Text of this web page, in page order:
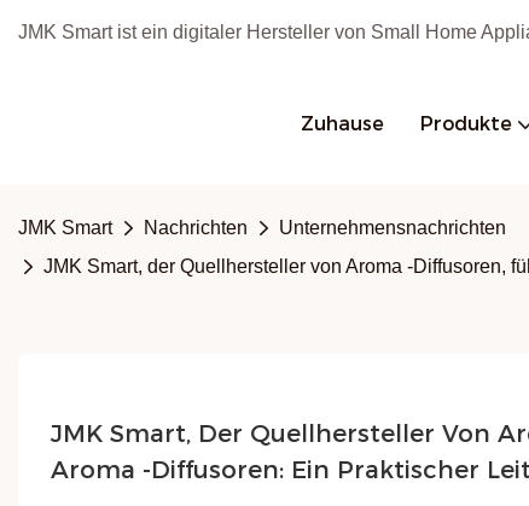
JMK Smart ist ein digitaler Hersteller von Small Home
Zuhause Produkte
JMK Smart Nachrichten
Unternehmensnachrichten
JMK Smart, der Quellhersteller von Aroma -Diffusoren,
JMK Smart, Der Quellhersteller Von
Aroma -Diffusoren: Ein Praktischer